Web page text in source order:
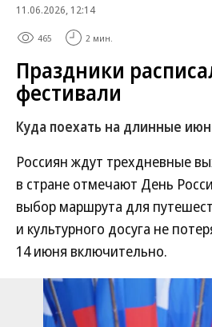
11.06.2026, 12:14
465 2 мин.
Праздники
фестивали
Куда поехать на длинные
Россиян ждут трехдневные
в стране отмечают День
выбор маршрута для
и культурного досуга не
14 июня включительно.